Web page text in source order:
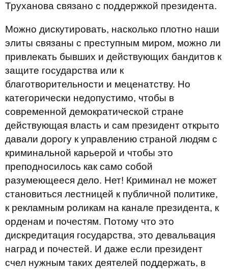
Труханова связано с поддержкой президента.
Можно дискутировать, насколько плотно наши
элиты связаны с преступным миром, можно ли
привлекать бывших и действующих бандитов к
защите государства или к
благотворительности и меценатству. Но
категорически недопустимо, чтобы в
современной демократической стране
действующая власть и сам президент открыто
давали дорогу к управлению страной людям с
криминальной карьерой и чтобы это
преподносилось как само собой
разумеющееся дело. Нет! Криминал не может
становиться лестницей к публичной политике,
к рекламным роликам на канале президента, к
орденам и почестям. Потому что это
дискредитация государства, это девальвация
наград и почестей. И даже если президент
счел нужным таких деятелей поддержать, в